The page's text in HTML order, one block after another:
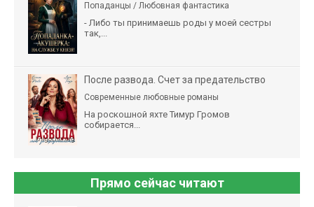
Попаданцы / Любовная фантастика
- Либо ты принимаешь роды у моей сестры
так,...
После развода. Счет за предательство
Современные любовные романы
На роскошной яхте Тимур Громов
собирается...
Прямо сейчас читают